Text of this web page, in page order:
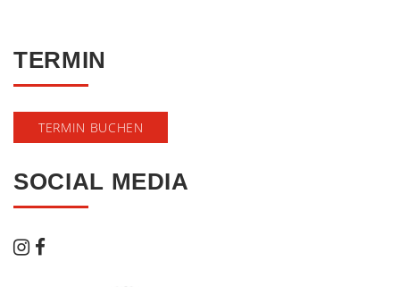
TERMIN
TERMIN BUCHEN
SOCIAL MEDIA